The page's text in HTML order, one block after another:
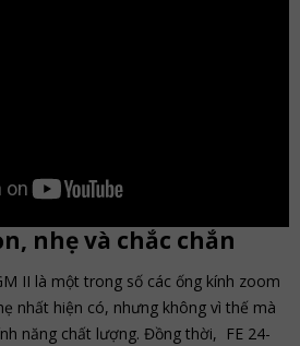
nhẹ và chắc chắn
II là một trong số các ống kính zoom
nhất hiện có, nhưng không vì thế mà
năng chất lượng. Đồng thời, FE 24-